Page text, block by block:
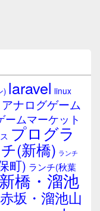
) laravel linux
アナログゲーム
ームマーケット
プログラ
(新橋) ランチ
町) ランチ(秋葉
橋・溜池
坂・溜池山